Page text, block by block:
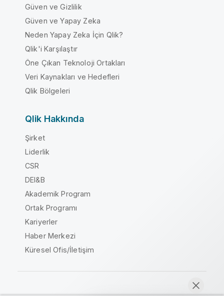
Güven ve Gizlilik
Güven ve Yapay Zeka
Neden Yapay Zeka İçin Qlik?
Qlik'i Karşılaştır
Öne Çıkan Teknoloji Ortakları
Veri Kaynakları ve Hedefleri
Qlik Bölgeleri
Qlik Hakkında
Şirket
Liderlik
CSR
DEI&B
Akademik Program
Ortak Programı
Kariyerler
Haber Merkezi
Küresel Ofis/İletişim